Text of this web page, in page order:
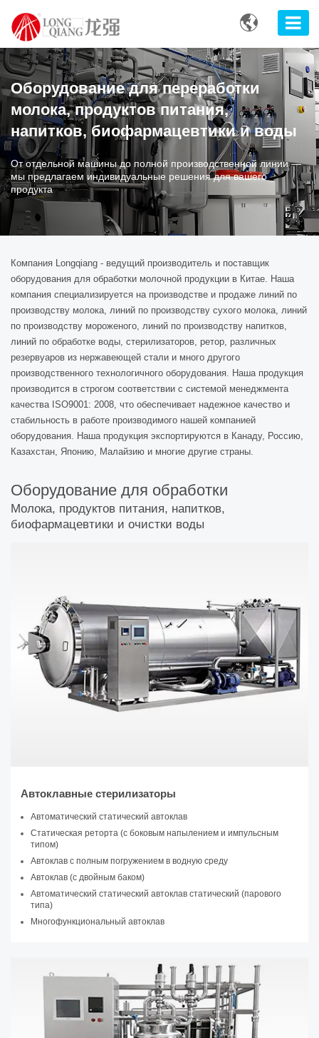

Оборудование для переработки
молока, продуктов питания,
напитков, биофармацевтики и воды
От отдельной машины до полной производственной линии —
мы предлагаем индивидуальные решения для вашего
продукта
Компания Longqiang - ведущий производитель и поставщик
оборудования для обработки молочной продукции в Китае. Наша
компания специализируется на производстве и продаже линий по
производству молока, линий по производству сухого молока, линий
по производству мороженого, линий по производству напитков,
линий по обработке воды, стерилизаторов, ретор, различных
резервуаров из нержавеющей стали и много другого
производственного технологичного оборудования. Наша продукция
производится в строгом соответствии с системой менеджмента
качества ISO9001: 2008, что обеспечивает надежное качество и
стабильность в работе производимого нашей компанией
оборудования. Наша продукция экспортируются в Канаду, Россию,
Казахстан, Японию, Малайзию и многие другие страны.
Оборудование для обработки
Молока, продуктов питания, напитков,
биофармацевтики и очистки воды
Автоклавные стерилизаторы
Автоматический статический автоклав
Статическая реторта (с боковым напылением и импульсным
типом)
Автоклав с полным погружением в водную среду
Автоклав (с двойным баком)
Автоматический статический автоклав статический (парового
типа)
Многофункциональный автоклав